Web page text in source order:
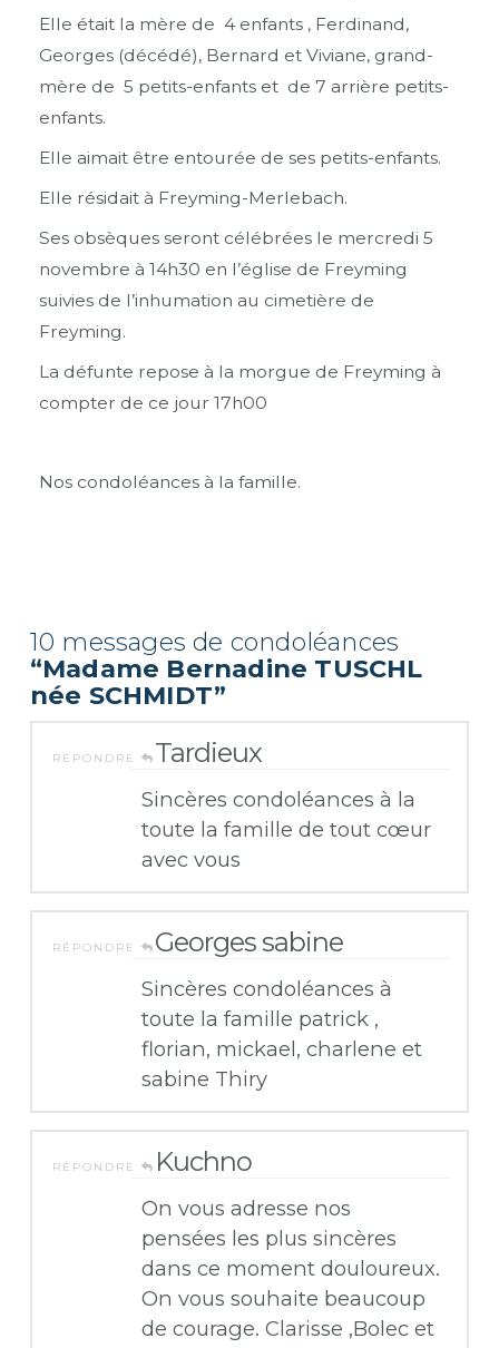
Elle était la mère de 4 enfants , Ferdinand,
Georges (décédé), Bernard et Viviane, grand-
mère de 5 petits-enfants et de 7 arrière petits-
enfants.
Elle aimait être entourée de ses petits-enfants.
Elle résidait à Freyming-Merlebach.
Ses obsèques seront célébrées le mercredi 5
novembre à 14h30 en l’église de Freyming
suivies de l’inhumation au cimetière de
Freyming.
La défunte repose à la morgue de Freyming à
compter de ce jour 17h00
Nos condoléances à la famille.
10 messages de condoléances
“Madame Bernadine TUSCHL
née SCHMIDT”
RÉPONDRE Tardieux
Sincères condoléances à la
toute la famille de tout cœur
avec vous
RÉPONDRE Georges sabine
Sincères condoléances à
toute la famille patrick ,
florian, mickael, charlene et
sabine Thiry
RÉPONDRE Kuchno
On vous adresse nos
pensées les plus sincères
dans ce moment douloureux.
On vous souhaite beaucoup
de courage. Clarisse ,Bolec et